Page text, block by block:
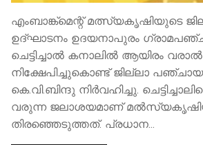
എംബാങ്ക്മെന്റ് മത്സ്യകൃഷിയുടെ
ഉദ്ഘാടനം ഉദയനാപുരം
ചെട്ടിച്ചാൽ കനാലിൽ ആയിരം
നിക്ഷേപിച്ചുകൊണ്ട് ജില്ലാ
കെ.വി.ബിന്ദു നിർവഹിച്ചു.
വരുന്ന ജലാശയമാണ്
തിരഞ്ഞെടുത്തത്. പ്രധാന…